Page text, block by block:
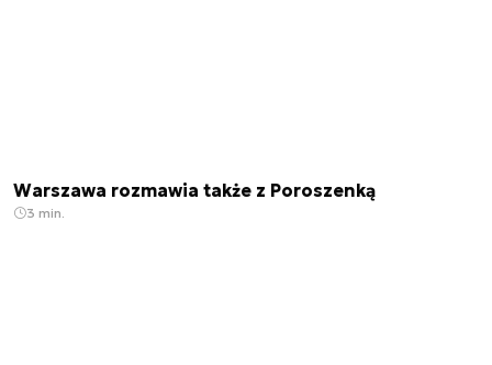
Warszawa rozmawia także z Poroszenką
3 min.